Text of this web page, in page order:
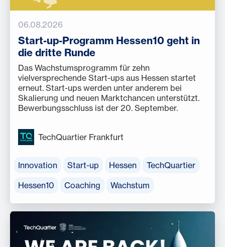
06.08.2026
Start-up-Programm Hessen10 geht in
die dritte Runde
Das Wachstumsprogramm für zehn
vielversprechende Start-ups aus Hessen startet
erneut. Start-ups werden unter anderem bei
Skalierung und neuen Marktchancen unterstützt.
Bewerbungsschluss ist der 20. September.
TechQuartier Frankfurt
Innovation Start-up Hessen
TechQuartier
Hessen10
Coaching Wachstum